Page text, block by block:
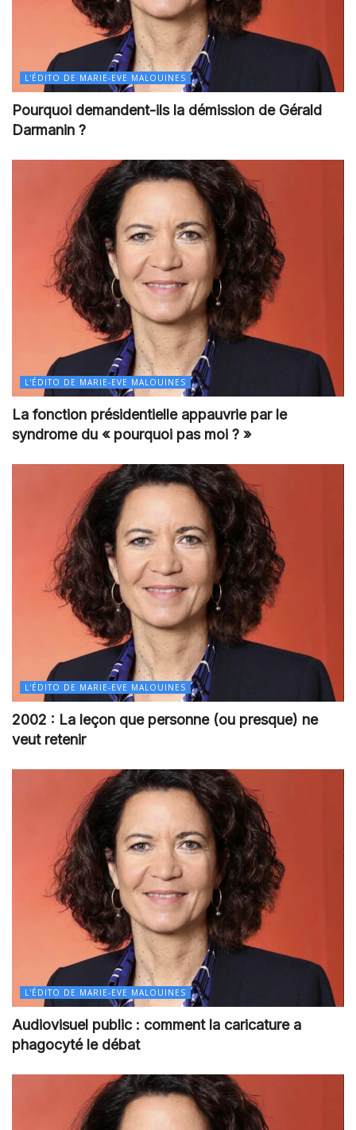
L'ÉDITO DE MARIE-EVE MALOUINES
Pourquoi demandent-ils la démission de Gérald
Darmanin ?
L'ÉDITO DE MARIE-EVE MALOUINES
La fonction présidentielle appauvrie par le
syndrome du « pourquoi pas moi ? »
L'ÉDITO DE MARIE-EVE MALOUINES
2002 : La leçon que personne (ou presque) ne
veut retenir
L'ÉDITO DE MARIE-EVE MALOUINES
Audiovisuel public : comment la caricature a
phagocyté le débat